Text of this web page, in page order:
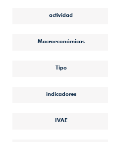
actividad
Macroeconómicas
Tipo
indicadores
IVAE